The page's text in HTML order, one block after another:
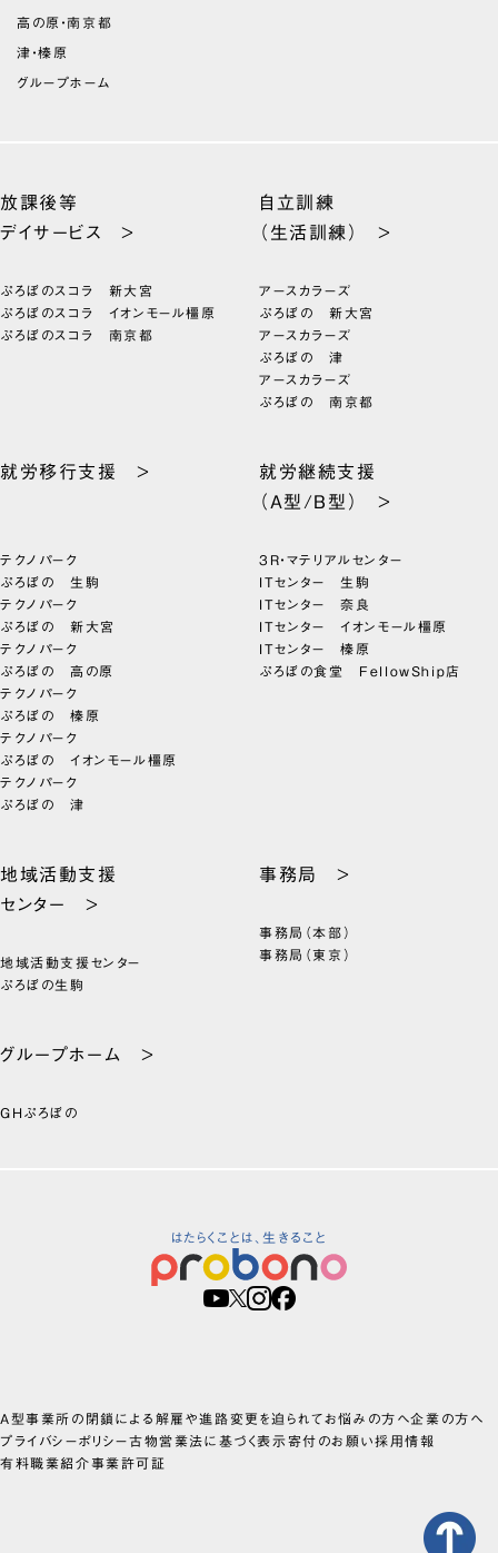
高の原・南京都
津・榛原
グループホーム
放課後等
デイサービス >
ぷろぼのスコラ 新大宮
ぷろぼのスコラ イオンモール橿原
ぷろぼのスコラ 南京都
自立訓練
（生活訓練） >
アースカラーズ
ぷろぼの 新大宮
アースカラーズ
ぷろぼの 津
アースカラーズ
ぷろぼの 南京都
就労移行支援 >
テクノパーク
ぷろぼの 生駒
テクノパーク
ぷろぼの 新大宮
テクノパーク
ぷろぼの 高の原
テクノパーク
ぷろぼの 榛原
テクノパーク
ぷろぼの イオンモール橿原
テクノパーク
ぷろぼの 津
就労継続支援
（A型/B型） >
3R・マテリアルセンター
ITセンター 生駒
ITセンター 奈良
ITセンター イオンモール橿原
ITセンター 榛原
ぷろぼの食堂 FellowShip店
地域活動支援
センター >
地域活動支援センター
ぷろぼの生駒
事務局 >
事務局（本部）
事務局（東京）
グループホーム >
GHぷろぼの
はたらくことは、生きること
A型事業所の閉鎖による解雇や進路変更を迫られてお悩みの方へ企業の方へ
プライバシーポリシー古物営業法に基づく表示寄付のお願い採用情報
有料職業紹介事業許可証